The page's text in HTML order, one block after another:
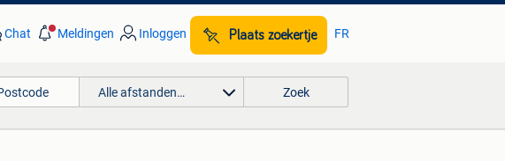
Chat Meldingen Inloggen Plaats zoekertje FR
Alle afstanden… Zoek